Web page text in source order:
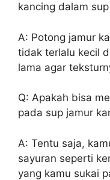
kancing dalam
A: Potong jamur
tidak terlalu kecil
lama agar
Q: Apakah bisa
pada sup jamur
A: Tentu saja,
sayuran seperti
yang kamu sukai